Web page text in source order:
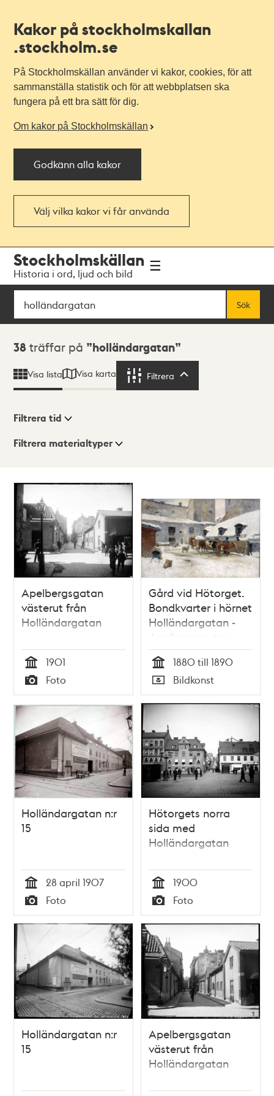
Kakor på stockholmskallan
.stockholm.se
På Stockholmskällan använder vi kakor, cookies, för att
sammanställa statistik och för att webbplatsen ska
fungera på ett bra sätt för dig.
Om kakor på Stockholmskällan
Godkänn alla kakor
Välj vilka kakor vi får använda
navigationen
huvudinnehållet
Stockholmskällan
Historia i ord, ljud och bild
Sök
Sök
Sökresultat
38 träffar på holländargatan
Visa lista Visa karta Filtrera
Visningsläge
ListaKarta
Filtrera tid
Filtrera materialtyper
träffar
Apelbergsgatan
västerut från
Holländargatan
Tid
1901
Typ
Foto
Gård vid Hötorget.
Bondkvarter i hörnet
Holländargatan -
Apelbergsgatan
Tid
1880 till 1890
Typ
Bildkonst
Holländargatan n:r
15
Tid
28 april 1907
Typ
Foto
Hötorgets norra
sida med
Holländargatan
Tid
1900
Typ
Foto
Holländargatan n:r
15
Apelbergsgatan
västerut från
Holländargatan